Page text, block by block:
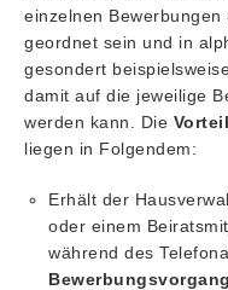
einzelnen
geordnet sein und in
gesondert
damit auf die jeweilige
werden kann. Die
liegen in Folgendem:
Erhält der
oder einem
während des